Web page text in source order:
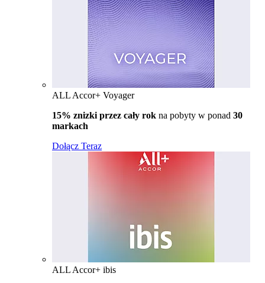
ALL Accor+ Voyager
15% znizki przez cały rok na pobyty w ponad 30
markach
Dołącz Teraz
ALL Accor+ ibis